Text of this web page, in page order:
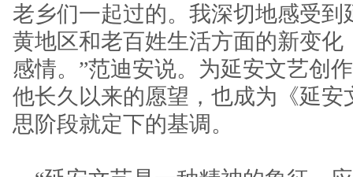
老乡们一起过的。我深切地感受到
黄地区和老百姓生活方面的新变化
感情。”范迪安说。为延安文艺创
他长久以来的愿望，也成为《延
思阶段就定下的基调。